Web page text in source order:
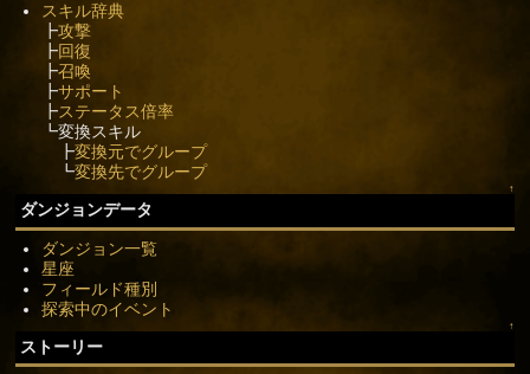
スキル辞典
┣攻撃
┣回復
┣召喚
┣サポート
┣ステータス倍率
┗変換スキル
┣変換元でグループ
┗変換先でグループ
↑
ダンジョンデータ
ダンジョン一覧
星座
フィールド種別
探索中のイベント
↑
ストーリー